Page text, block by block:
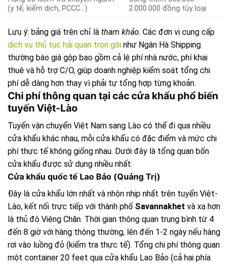
(y tế, kiểm dịch, PCCC…)
2.000.000 đồng tùy loại
Lưu ý: bảng giá trên chỉ là tham khảo. Các đơn vị cung cấp
dịch vụ thủ tục hải quan trọn gói như Ngân Hà Shipping
thường báo giá gộp bao gồm cả lệ phí nhà nước, phí khai
thuê và hỗ trợ C/O, giúp doanh nghiệp kiểm soát tổng chi
phí dễ dàng hơn thay vì phải tự tổng hợp từng khoản.
Chi phí thông quan tại các cửa khẩu phổ biến
tuyến Việt-Lào
Tuyến vận chuyển Việt Nam sang Lào có thể đi qua nhiều
cửa khẩu khác nhau, mỗi cửa khẩu có đặc điểm và mức chi
phí thực tế không giống nhau. Dưới đây là tổng quan bốn
cửa khẩu được sử dụng nhiều nhất:
Cửa khẩu quốc tế Lao Bảo (Quảng Trị)
Đây là cửa khẩu lớn nhất và nhộn nhịp nhất trên tuyến Việt-
Lào, kết nối trực tiếp với thành phố Savannakhet và xa hơn
là thủ đô Viêng Chăn. Thời gian thông quan trung bình từ 4
đến 8 giờ với hàng thông thường, lên đến 1-2 ngày nếu hàng
rơi vào luồng đỏ (kiểm tra thực tế). Tổng chi phí thông quan
một container 20 feet qua cửa khẩu Lao Bảo (cả hai phía